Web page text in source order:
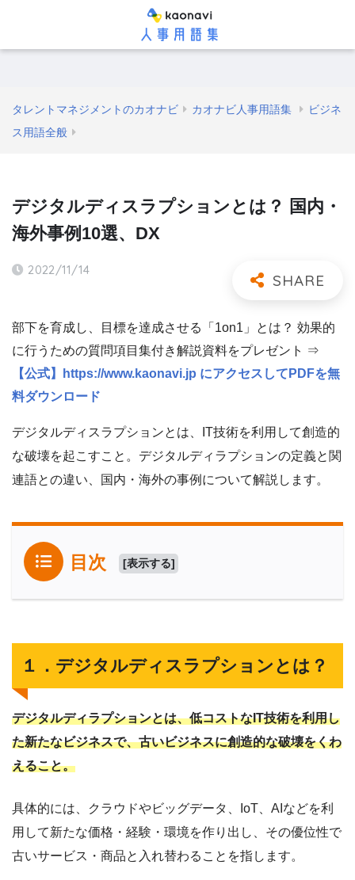
タレントマネジメントのカオナビ カオナビ人事用語集
ビジネ
ス用語全般
デジタルディスラプションとは？ 国内・
海外事例10選、DX
2022/11/14
部下を育成し、目標を達成させる「1on1」とは？ 効果的
に行うための質問項目集付き解説資料をプレゼント ⇒
【公式】https://www.kaonavi.jp にアクセスしてPDFを無
料ダウンロード
デジタルディスラプションとは、IT技術を利用して創造的
な破壊を起こすこと。デジタルディラプションの定義と関
連語との違い、国内・海外の事例について解説します。
目次 [表示する]
１．デジタルディスラプションとは？
デジタルディラプションとは、低コストなIT技術を利用し
た新たなビジネスで、古いビジネスに創造的な破壊をくわ
えること。
具体的には、クラウドやビッグデータ、IoT、AIなどを利
用して新たな価格・経験・環境を作り出し、その優位性で
古いサービス・商品と入れ替わることを指します。